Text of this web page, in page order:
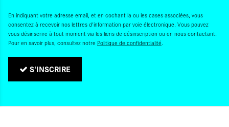
En indiquant votre adresse email, et en cochant la ou les cases associées, vous
consentez à recevoir nos lettres d'information par voie électronique. Vous pouvez
vous désinscrire à tout moment via les liens de désinscription ou en nous contactant.
Pour en savoir plus, consultez notre Politique de confidentialité.
S'INSCRIRE